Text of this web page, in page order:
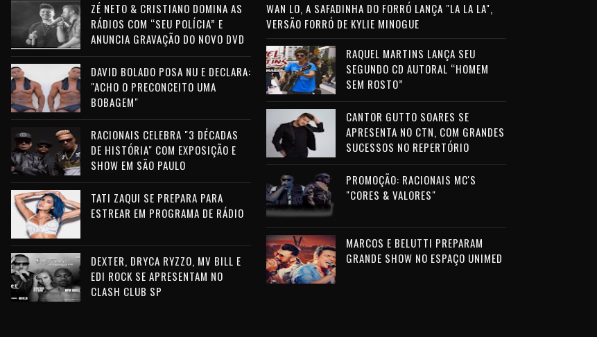
ZÉ NETO & CRISTIANO DOMINA AS
RÁDIOS COM “SEU POLÍCIA” E
ANUNCIA GRAVAÇÃO DO NOVO DVD
DAVID BOLADO POSA NU E DECLARA:
"ACHO O PRECONCEITO UMA
BOBAGEM"
RACIONAIS CELEBRA "3 DÉCADAS
DE HISTÓRIA" COM EXPOSIÇÃO E
SHOW EM SÃO PAULO
TATI ZAQUI SE PREPARA PARA
ESTREAR EM PROGRAMA DE RÁDIO
DEXTER, DRYCA RYZZO, MV BILL E
EDI ROCK SE APRESENTAM NO
CLASH CLUB SP
WAN LO, A SAFADINHA DO FORRÓ LANÇA "LA LA LA",
VERSÃO FORRÓ DE KYLIE MINOGUE
RAQUEL MARTINS LANÇA SEU
SEGUNDO CD AUTORAL “HOMEM
SEM ROSTO”
CANTOR GUTTO SOARES SE
APRESENTA NO CTN, COM GRANDES
SUCESSOS NO REPERTÓRIO
PROMOÇÃO: RACIONAIS MC'S
"CORES & VALORES"
MARCOS E BELUTTI PREPARAM
GRANDE SHOW NO ESPAÇO UNIMED